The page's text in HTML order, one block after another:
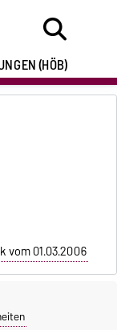
(HÖB)
vom 01.03.2006